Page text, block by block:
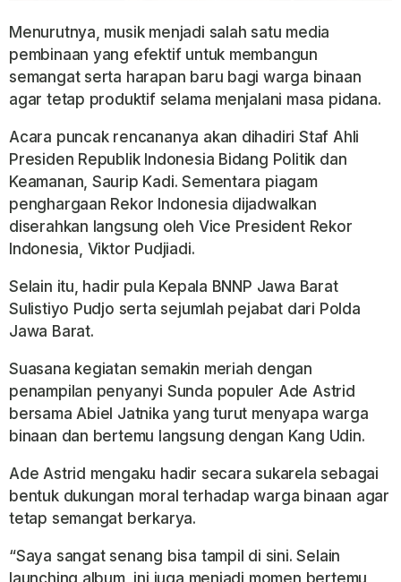
Menurutnya, musik menjadi salah satu media
pembinaan yang efektif untuk membangun
semangat serta harapan baru bagi warga binaan
agar tetap produktif selama menjalani masa pidana.
Acara puncak rencananya akan dihadiri Staf Ahli
Presiden Republik Indonesia Bidang Politik dan
Keamanan, Saurip Kadi. Sementara piagam
penghargaan Rekor Indonesia dijadwalkan
diserahkan langsung oleh Vice President Rekor
Indonesia, Viktor Pudjiadi.
Selain itu, hadir pula Kepala BNNP Jawa Barat
Sulistiyo Pudjo serta sejumlah pejabat dari Polda
Jawa Barat.
Suasana kegiatan semakin meriah dengan
penampilan penyanyi Sunda populer Ade Astrid
bersama Abiel Jatnika yang turut menyapa warga
binaan dan bertemu langsung dengan Kang Udin.
Ade Astrid mengaku hadir secara sukarela sebagai
bentuk dukungan moral terhadap warga binaan agar
tetap semangat berkarya.
“Saya sangat senang bisa tampil di sini. Selain